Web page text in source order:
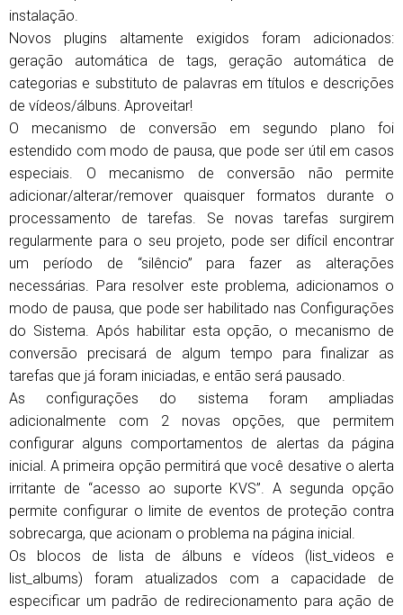
instalação.
Novos plugins altamente exigidos foram adicionados:
geração automática de tags, geração automática de
categorias e substituto de palavras em títulos e descrições
de vídeos/álbuns. Aproveitar!
O mecanismo de conversão em segundo plano foi
estendido com modo de pausa, que pode ser útil em casos
especiais. O mecanismo de conversão não permite
adicionar/alterar/remover quaisquer formatos durante o
processamento de tarefas. Se novas tarefas surgirem
regularmente para o seu projeto, pode ser difícil encontrar
um período de “silêncio” para fazer as alterações
necessárias. Para resolver este problema, adicionamos o
modo de pausa, que pode ser habilitado nas Configurações
do Sistema. Após habilitar esta opção, o mecanismo de
conversão precisará de algum tempo para finalizar as
tarefas que já foram iniciadas, e então será pausado.
As configurações do sistema foram ampliadas
adicionalmente com 2 novas opções, que permitem
configurar alguns comportamentos de alertas da página
inicial. A primeira opção permitirá que você desative o alerta
irritante de “acesso ao suporte KVS”. A segunda opção
permite configurar o limite de eventos de proteção contra
sobrecarga, que acionam o problema na página inicial.
Os blocos de lista de álbuns e vídeos (list_videos e
list_albums) foram atualizados com a capacidade de
especificar um padrão de redirecionamento para ação de